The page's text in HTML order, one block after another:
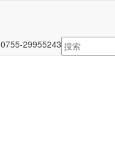
0755-29955243